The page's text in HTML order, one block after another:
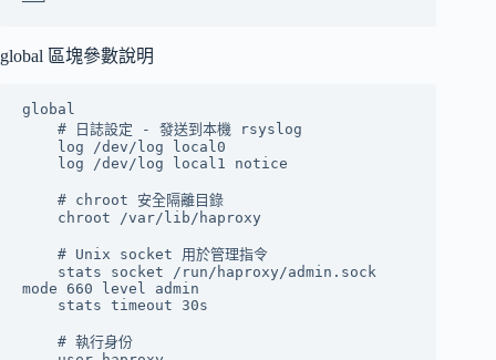
global 區塊參數說明
global
mode 660 level admin